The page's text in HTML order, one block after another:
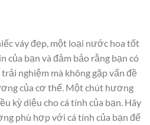
váy đẹp, một loại nước hoa tốt
của bạn và đảm bảo rằng bạn có
nghiệm mà không gặp vấn đề
của cơ thể. Một chút hương
kỳ diệu cho cá tính của bạn. Hãy
phù hợp với cá tính của bạn để